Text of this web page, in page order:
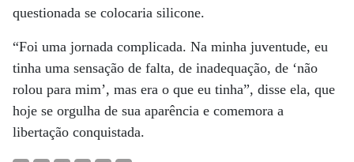
questionada se colocaria silicone.
“Foi uma jornada complicada. Na minha juventude, eu
tinha uma sensação de falta, de inadequação, de ‘não
rolou para mim’, mas era o que eu tinha”, disse ela, que
hoje se orgulha de sua aparência e comemora a
libertação conquistada.